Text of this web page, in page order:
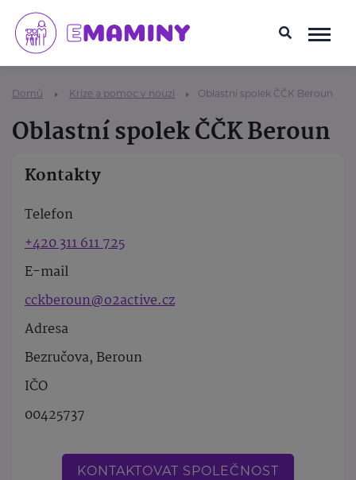
Domů Krize a pomoc v nouzi Oblastní spolek ČČK Beroun
Oblastní spolek ČČK Beroun
Kontakty
Telefon
+420 311 611 725
E-mail
cckberoun@o2active.cz
Adresa
Bezručova, Beroun
IČO
00425737
KONTAKTOVAT SPOLEČNOST